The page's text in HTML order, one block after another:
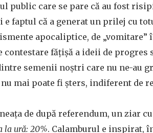
public care se pare că au fost
faptul că a generat un prilej cu
apocaliptice, de „vomitare”
contestare făţişă a ideii de progres
semenii noştri care nu ne-au
mai poate fi şters, indiferent de
de după referendum, un ziar
la ură: 20%. Calamburul e inspirat,